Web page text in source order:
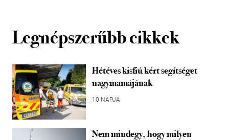
Legnépszerűbb cikkek
Hétéves kisfiú kért segítséget
nagymamájának
10 NAPJA
Nem mindegy, hogy milyen